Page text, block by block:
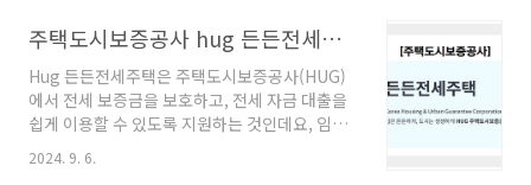
네이버 부동산 페이지에서 찾고자 하는 아파트
단지의 모든 정보를 확인한 후 해당 아파트의 기
본 정보를 엑셀로 저장하고 싶을 때 사용할 수 있
도록 "네이버 부동산 데이터 저장 애플리케이션
(PC용)"을 만들어 봤습니다. 파일을 다운로드
후 압축을 풀면 실행 파일이 보입니다. 실행 파일
주택도시보증공사 hug 든든전세주택 모집 및 신청 방법
Hug 든든전세주택은 주택도시보증공사(HUG)
에서 전세 보증금을 보호하고, 전세 자금 대출을
쉽게 이용할 수 있도록 지원하는 것인데요, 임차
인과 임대인 모두에게 안심할 수 있는 전세자금
보증 서비스입니다. 든든전세주택 모집 및 입주
2024. 9. 6.